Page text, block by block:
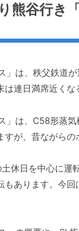
熊谷行き
」は、秩父鉄道
は連日満席近く
」は、C58形蒸
すが、昔ながら
休日を中心に運
もあります。今